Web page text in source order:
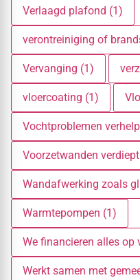
Verlaagd plafond (1)
verontreiniging of
Vervanging (1)
vloercoating (1)
Vochtproblemen
Voorzetwanden
Wandafwerking zoals
Warmtepompen (1)
We financieren alles op
Werkt samen met